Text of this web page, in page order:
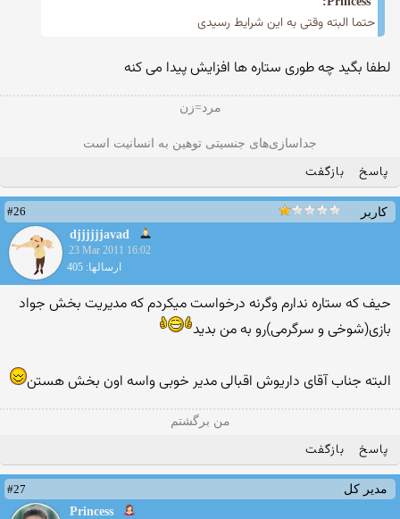
حتما البته وقتی به این شرایط رسیدی
لطفا بگید چه طوری ستاره ها افزایش پیدا می كنه
مرد=زن
جداسازی‌های جنسیتی توهین به انسانیت است
پاسخ بازگفت
کاربر
#26
djjjjjjavad
23 Mar 2011 16:02
ارسالها: 405
حیف که ستاره ندارم وگرنه درخواست میکردم که مدیریت بخش جواد
بازی(شوخی و سرگرمی)رو به من بدید
البته جناب آقای داریوش اقبالی مدیر خوبی واسه اون بخش هستن
من برگشتم
پاسخ بازگفت
مدیر کل
#27
Princess